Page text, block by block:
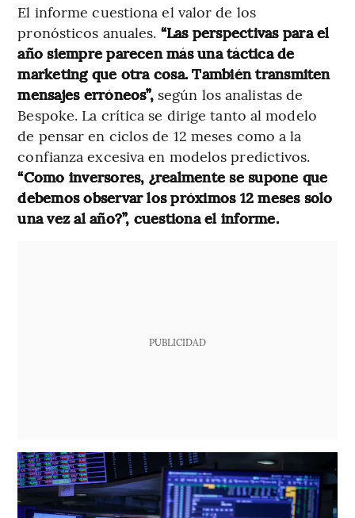
El informe cuestiona el valor de los
pronósticos anuales. “Las perspectivas para el
año siempre parecen más una táctica de
marketing que otra cosa. También transmiten
mensajes erróneos”,según los analistas de
Bespoke. La crítica se dirige tanto al modelo
de pensar en ciclos de 12 meses como a la
confianza excesiva en modelos predictivos.
“Como inversores, ¿realmente se supone que
debemos observar los próximos 12 meses solo
una vez al año?”, cuestiona el informe.
PUBLICIDAD